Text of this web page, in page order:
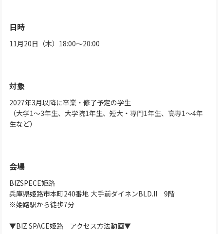
日時
11月20日（木）18:00～20:00
対象
2027年3月以降に卒業・修了予定の学生
（大学1～3年生、大学院1年生、短大・専門1年生、高専1～4年
生など）
会場
BIZSPECE姫路
兵庫県姫路市本町240番地 大手前ダイネンBLD.II 9階
※姫路駅から徒歩7分
▼BIZ SPACE姫路 アクセス方法動画▼